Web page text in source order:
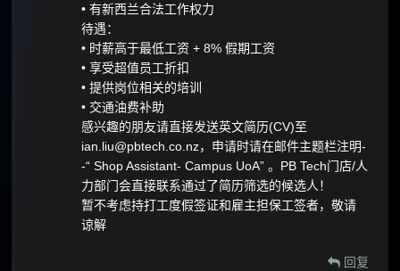
• 有新西兰合法工作权力
待遇：
• 时薪高于最低工资 + 8% 假期工资
• 享受超值员工折扣
• 提供岗位相关的培训
• 交通油费补助
感兴趣的朋友请直接发送英文简历(CV)至
ian.liu@pbtech.co.nz，申请时请在邮件主题栏注明-
-“ Shop Assistant- Campus UoA” 。PB Tech门店/人
力部门会直接联系通过了简历筛选的候选人！
暂不考虑持打工度假签证和雇主担保工签者，敬请
谅解
回复